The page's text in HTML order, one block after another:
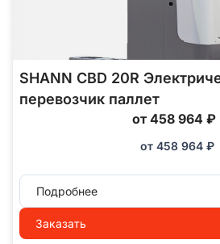
SHANN CBD 20R
перевозчик паллет
от 458 964 ₽
от 458 964 ₽
Подробнее
Заказать